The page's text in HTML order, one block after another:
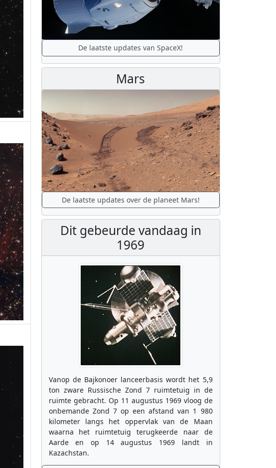
De laatste updates van SpaceX!
Mars
De laatste updates over de planeet Mars!
Dit gebeurde vandaag in
1969
Vanop de Bajkonoer lanceerbasis wordt het 5,9
ton zware Russische Zond 7 ruimtetuig in de
ruimte gebracht. Op 11 augustus 1969 vloog de
onbemande Zond 7 op een afstand van 1 980
kilometer langs het oppervlak van de Maan
waarna het ruimtetuig terugkeerde naar de
Aarde en op 14 augustus 1969 landt in
Kazachstan.